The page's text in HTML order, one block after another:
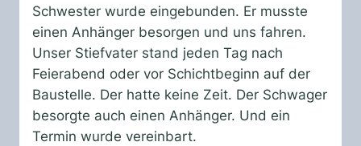
Schwester wurde eingebunden. Er musste
einen Anhänger besorgen und uns fahren.
Unser Stiefvater stand jeden Tag nach
Feierabend oder vor Schichtbeginn auf der
Baustelle. Der hatte keine Zeit. Der Schwager
besorgte auch einen Anhänger. Und ein
Termin wurde vereinbart.